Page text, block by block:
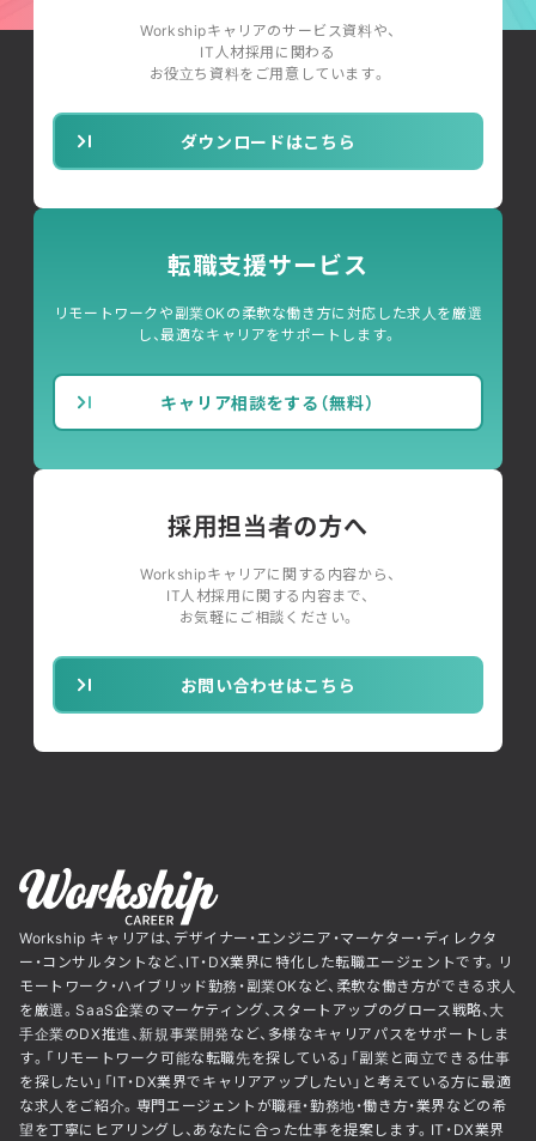
Workshipキャリアのサービス資料や、
IT人材採用に関わる
お役立ち資料をご用意しています。
ダウンロードはこちら
転職支援サービス
リモートワークや副業OKの柔軟な働き方に対応した求人を厳選
し、最適なキャリアをサポートします。
キャリア相談をする（無料）
採用担当者の方へ
Workshipキャリアに関する内容から、
IT人材採用に関する内容まで、
お気軽にご相談ください。
お問い合わせはこちら
Workship キャリアは、デザイナー・エンジニア・マーケター・ディレクタ
ー・コンサルタントなど、IT・DX業界に特化した転職エージェントです。リ
モートワーク・ハイブリッド勤務・副業OKなど、柔軟な働き方ができる求人
を厳選。SaaS企業のマーケティング、スタートアップのグロース戦略、大
手企業のDX推進、新規事業開発など、多様なキャリアパスをサポートしま
す。「リモートワーク可能な転職先を探している」「副業と両立できる仕事
を探したい」「IT・DX業界でキャリアアップしたい」と考えている方に最適
な求人をご紹介。専門エージェントが職種・勤務地・働き方・業界などの希
望を丁寧にヒアリングし、あなたに合った仕事を提案します。IT・DX業界